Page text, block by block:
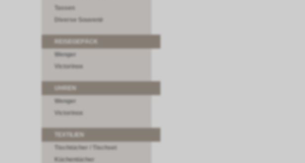
Tassen
Diverse Souvenir
REISEGEPÄCK
Wenger
Victorinox
Wenger
Victorinox
Tischtücher / Tischset
Küchentücher